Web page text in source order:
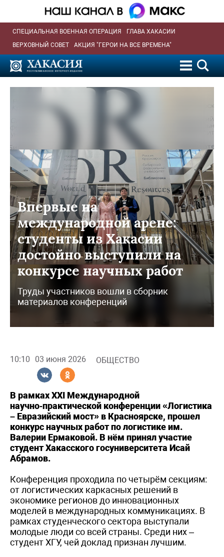
СПЕЦИАЛЬНАЯ ВОЕННАЯ ОПЕРАЦИЯ
ГЛАВА ХАКАСИИ
ВЕРХОВНЫЙ СОВЕТ
АКЦИЯ "ГЕРОИ НА ВСЕ ВРЕМЕНА"
Впервые на
международной арене:
студенты из Хакасии
достойно выступили на
конкурсе научных работ
Труды участников вошли в сборник
материалов конференций
10:10 03 июня 2026 ОБЩЕСТВО
В рамках XXI Международной
научно‑практической конференции «Логистика
– Евразийский мост» в Красноярске, прошел
конкурс научных работ по логистике им.
Валерии Ермаковой. В нём принял участие
студент Хакасского госуниверситета Исай
Абрамов.
Конференция проходила по четырём секциям:
от логистических каркасных решений в
экономике регионов до инновационных
моделей в международных коммуникациях. В
рамках студенческого сектора выступали
молодые люди со всей страны. Среди них –
студент ХГУ, чей доклад признан лучшим.